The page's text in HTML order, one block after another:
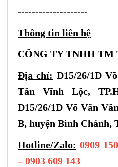
--------------------
Thông tin liên hệ
CÔNG TY TNHH TM
Địa chỉ: D15/26/1D
Tân Vĩnh Lộc,
D15/26/1D Võ Văn
B, huyện Bình Chánh,
Hotline/Zalo: 0909
– 0903 609 143